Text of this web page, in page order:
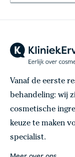
Vanaf de eerste
behandeling: wij
cosmetische
keuze te maken
specialist.